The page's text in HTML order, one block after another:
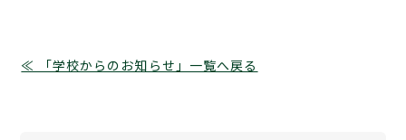
≪ 「学校からのお知らせ」一覧へ戻る